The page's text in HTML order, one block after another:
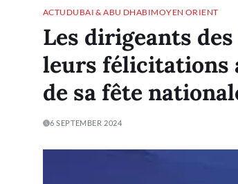
ACTU DUBAI & ABU DHABIMOYEN ORIENT
Les dirigeants
leurs félicitations
de sa fête
6 SEPTEMBER 2024